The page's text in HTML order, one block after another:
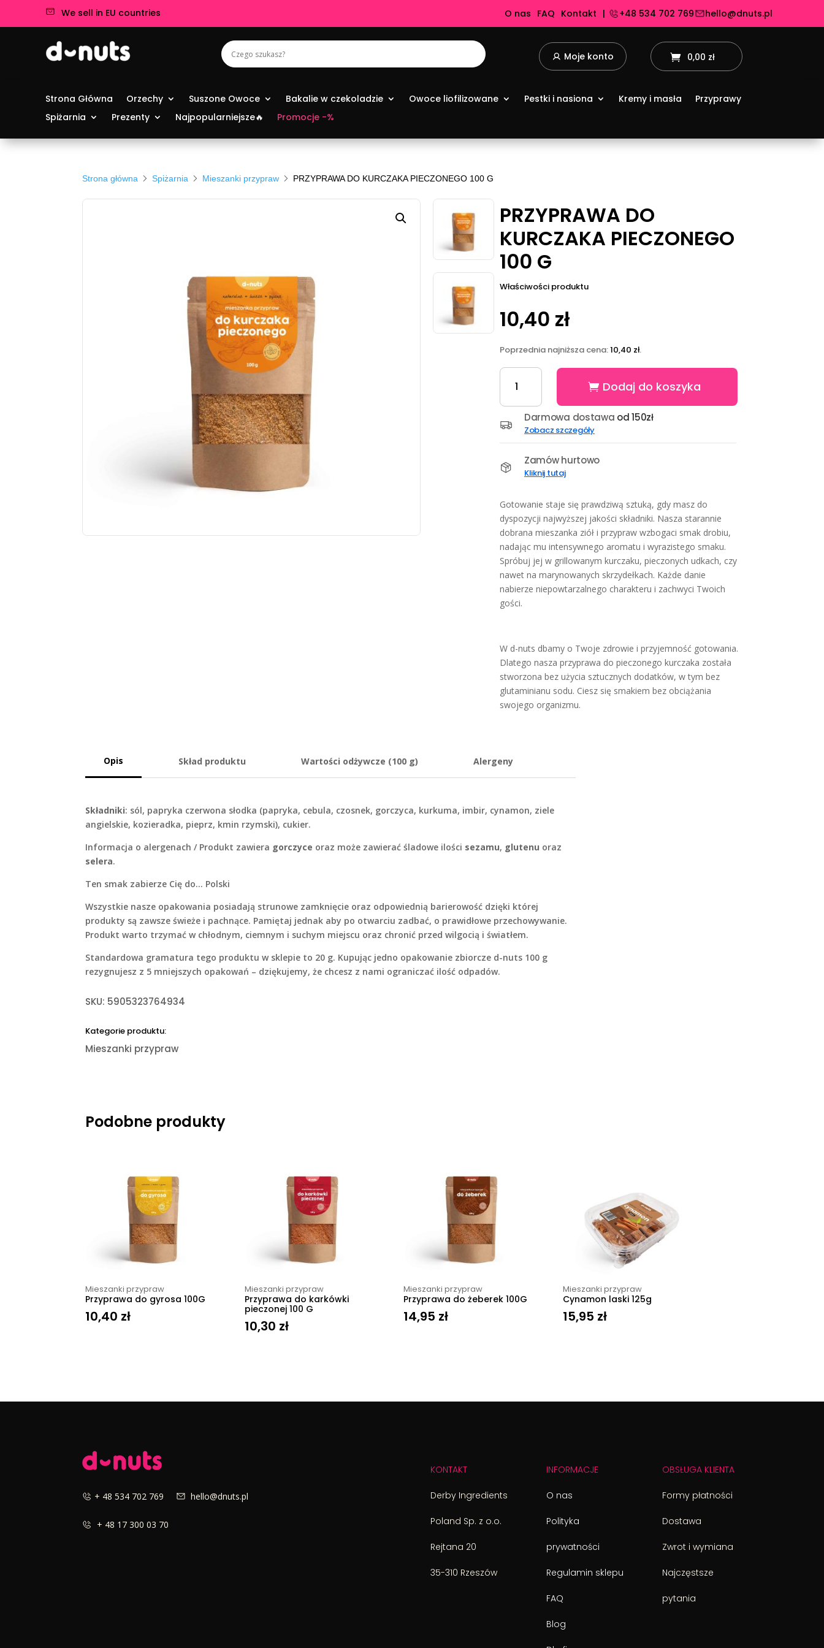
We sell in EU countries O nas FAQ Kontakt | +48 534 702 769 hello@dnuts.pl
Moje konto 0,00 zł
Strona Główna Orzechy Suszone Owoce Bakalie w czekoladzie Owoce liofilizowane Pestki i nasiona Kremy i masła
Przyprawy
Spiżarnia
Prezenty Najpopularniejsze🔥 Promocje -%
Strona główna Spiżarnia Mieszanki przypraw PRZYPRAWA DO KURCZAKA PIECZONEGO 100 G
PRZYPRAWA DO
KURCZAKA PIECZONEGO
100 G
Właściwości produktu
10,40 zł
Poprzednia najniższa cena:10,40 zł.
ilość
PRZYPRAWA
DO
KURCZAKA
PIECZONEGO
100
Dodaj do koszyka
Darmowa dostawa od 150zł
Zobacz szczegóły
Zamów hurtowo
Kliknij tutaj
Gotowanie staje się prawdziwą sztuką, gdy masz do
dyspozycji najwyższej jakości składniki. Nasza starannie
dobrana mieszanka ziół i przypraw wzbogaci smak drobiu,
nadając mu intensywnego aromatu i wyrazistego smaku.
Spróbuj jej w grillowanym kurczaku, pieczonych udkach, czy
nawet na marynowanych skrzydełkach. Każde danie
nabierze niepowtarzalnego charakteru i zachwyci Twoich
gości.
W d-nuts dbamy o Twoje zdrowie i przyjemność gotowania.
Dlatego nasza przyprawa do pieczonego kurczaka została
stworzona bez użycia sztucznych dodatków, w tym bez
glutaminianu sodu. Ciesz się smakiem bez obciążania
swojego organizmu.
Opis Skład produktu Wartości odżywcze (100 g) Alergeny
Składniki: sól, papryka czerwona słodka (papryka, cebula, czosnek, gorczyca, kurkuma, imbir, cynamon, ziele
angielskie, kozieradka, pieprz, kmin rzymski), cukier.
Informacja o alergenach / Produkt zawiera gorczyce oraz może zawierać śladowe ilości sezamu, glutenu oraz
selera.
Ten smak zabierze Cię do… Polski
Wszystkie nasze opakowania posiadają strunowe zamknięcie oraz odpowiednią barierowość dzięki której
produkty są zawsze świeże i pachnące. Pamiętaj jednak aby po otwarciu zadbać, o prawidłowe przechowywanie.
Produkt warto trzymać w chłodnym, ciemnym i suchym miejscu oraz chronić przed wilgocią i światłem.
Standardowa gramatura tego produktu w sklepie to 20 g. Kupując jedno opakowanie zbiorcze d-nuts 100 g
rezygnujesz z 5 mniejszych opakowań – dziękujemy, że chcesz z nami ograniczać ilość odpadów.
SKU: 5905323764934
Kategorie produktu:
Mieszanki przypraw
Podobne produkty
Mieszanki przypraw
Przyprawa do gyrosa 100G
10,40 zł
Mieszanki przypraw
Przyprawa do karkówki
pieczonej 100 G
10,30 zł
Mieszanki przypraw
Przyprawa do żeberek 100G
14,95 zł
Mieszanki przypraw
Cynamon laski 125g
15,95 zł
+ 48 534 702 769 hello@dnuts.pl
+ 48 17 300 03 70
KONTAKT
Derby Ingredients
Poland Sp. z o.o.
Rejtana 20
35-310 Rzeszów
INFORMACJE
O nas
Polityka
prywatności
Regulamin sklepu
FAQ
Blog
OBSŁUGA KLIENTA
Formy płatności
Dostawa
Zwrot i wymiana
Najczęstsze
pytania